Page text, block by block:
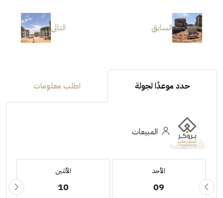
السابق التالى
حدد موعدًا لجولة اطلب معلومات
المبيعات
الأحد
09
الأثنين
10